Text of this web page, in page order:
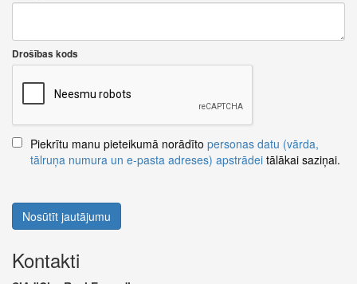
Drošības kods
Piekrītu manu pieteikumā norādīto personas datu (vārda,
tālruņa numura un e-pasta adreses) apstrādei tālākai saziņai.
Nosūtīt jautājumu
Kontakti